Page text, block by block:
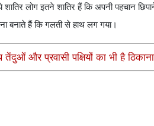
लोग इतने शातिर हैं कि अपनी पहचान
बनाते हैं कि गलती से हाथ लग गया।
और प्रवासी पक्षियों का भी है ठिकाना